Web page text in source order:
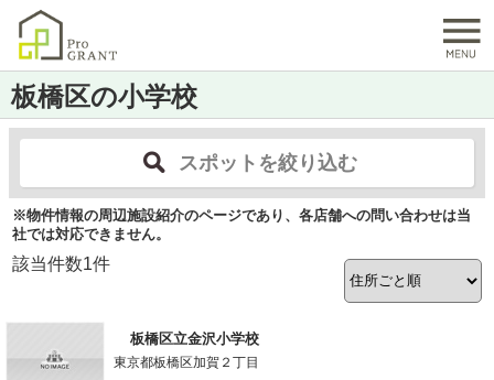
板橋区の小学校
スポットを絞り込む
※物件情報の周辺施設紹介のページであり、各店舗への問い合わせは当
社では対応できません。
該当件数1件
板橋区立金沢小学校
東京都板橋区加賀２丁目